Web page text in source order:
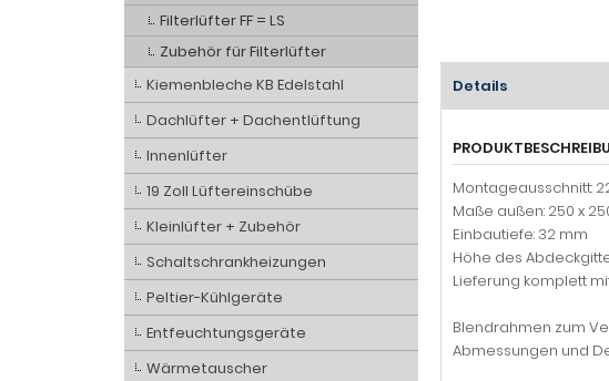
Details
Montageausschnitt:
Maße außen: 250 x
Einbautiefe: 32 mm
Höhe des
Lieferung komplett
Blendrahmen zum
Abmessungen und
Filterlüfter FF = LS
Zubehör für Filterlüfter
Kiemenbleche KB Edelstahl
Dachlüfter + Dachentlüftung
Innenlüfter
19 Zoll Lüftereinschübe
Kleinlüfter + Zubehör
Schaltschrankheizungen
Peltier-Kühlgeräte
Entfeuchtungsgeräte
Wärmetauscher